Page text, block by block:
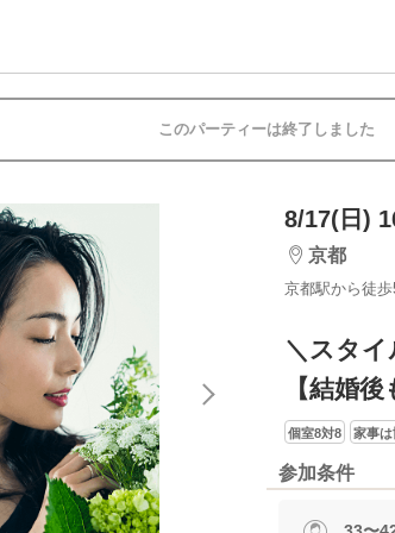
このパーティーは終了しました
8/17(日)
京都
京都駅から徒歩
＼スタ
【結婚
個室8対8 家事
参加条件